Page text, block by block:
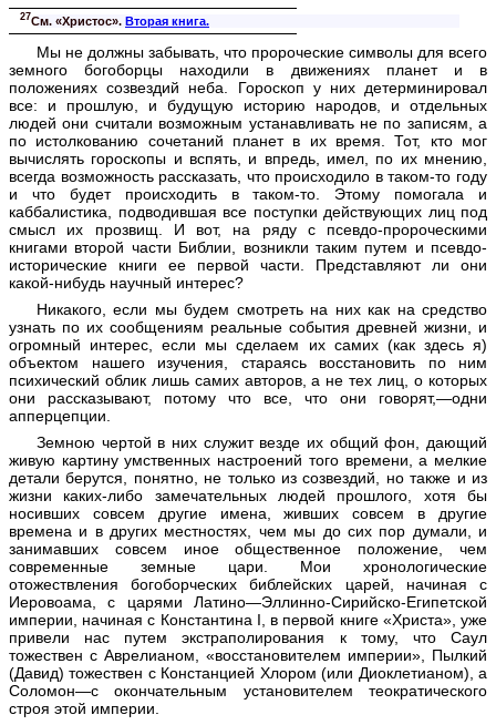
27См. «Христос». Вторая книга.
Мы не должны забывать, что пророческие символы для всего
земного богоборцы находили в движениях планет и в
положениях созвездий неба. Гороскоп у них детерминировал
все: и прош­лую, и будущую историю народов, и отдельных
людей они считали возможным устанавливать не по записям, а
по истолкованию сочетаний планет в их время. Тот, кто мог
вычислять гороскопы и вспять, и впредь, имел, по их мнению,
всегда возможность рассказать, что происходило в таком-то году
и что будет происходить в таком-то. Этому помогала и
каббалистика, подводившая все поступки действующих лиц под
смысл их прозвищ. И вот, на ряду с псевдо-пророческими
книгами второй части Библии, возникли таким путем и псевдо-
исторические книги ее первой части. Представляют ли они
какой-нибудь научный интерес?
Никакого, если мы будем смотреть на них как на средство
узнать по их сообщениям реальные события древней жизни, и
огромный интерес, если мы сделаем их самих (как здесь я)
объектом нашего изучения, стараясь восстановить по ним
психический облик лишь самих авторов, а не тех лиц, о которых
они рассказывают, потому что все, что они говорят,—одни
апперцепции.
Земною чертой в них служит везде их общий фон, дающий
живую картину умственных настроений того времени, а мелкие
детали берутся, понятно, не только из созвездий, но также и из
жизни каких-либо замечательных людей прошлого, хотя бы
носивших совсем другие имена, живших совсем в другие
времена и в других местностях, чем мы до сих пор думали, и
занимавших совсем иное общественное положение, чем
современные земные цари. Мои хронологические
отожествления богоборческих библейских царей, начиная с
Иеровоама, с царями Латино—Эллинно-Сирийско-Египетской
империи, начиная с Константина I, в первой книге «Христа», уже
привели нас путем экстраполирования к тому, что Саул
тожествен с Аврелианом, «восстановителем империи», Пылкий
(Давид) тожествен с Констанцией Хлором (или Диоклетианом), а
Соломон—с окончательным установителем теократического
строя этой империи.